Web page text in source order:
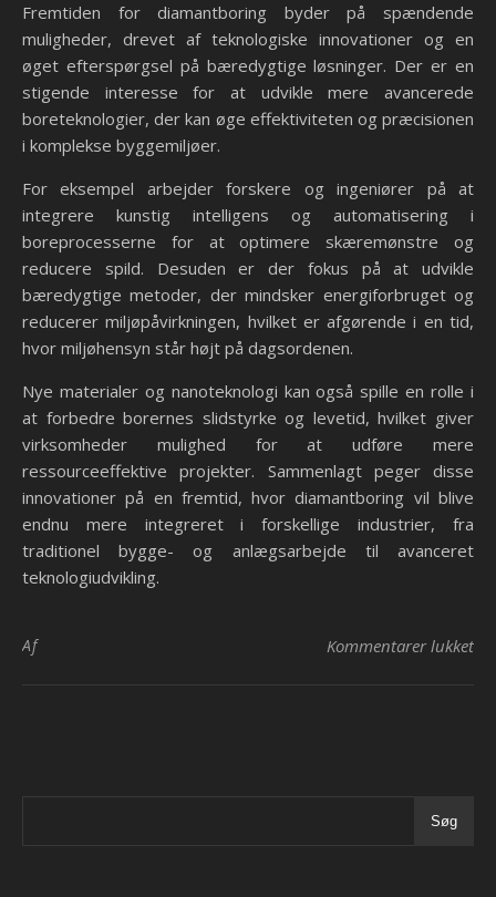
Fremtiden for diamantboring byder på spændende
muligheder, drevet af teknologiske innovationer og en
øget efterspørgsel på bæredygtige løsninger. Der er en
stigende interesse for at udvikle mere avancerede
boreteknologier, der kan øge effektiviteten og præcisionen
i komplekse byggemiljøer.
For eksempel arbejder forskere og ingeniører på at
integrere kunstig intelligens og automatisering i
boreprocesserne for at optimere skæremønstre og
reducere spild. Desuden er der fokus på at udvikle
bæredygtige metoder, der mindsker energiforbruget og
reducerer miljøpåvirkningen, hvilket er afgørende i en tid,
hvor miljøhensyn står højt på dagsordenen.
Nye materialer og nanoteknologi kan også spille en rolle i
at forbedre borernes slidstyrke og levetid, hvilket giver
virksomheder mulighed for at udføre mere
ressourceeffektive projekter. Sammenlagt peger disse
innovationer på en fremtid, hvor diamantboring vil blive
endnu mere integreret i forskellige industrier, fra
traditionel bygge- og anlægsarbejde til avanceret
teknologiudvikling.
Af Kommentarer lukkettil
Søg